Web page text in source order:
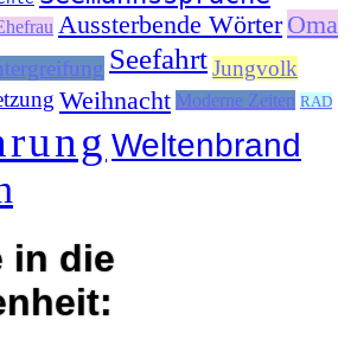
Aussterbende Wörter Oma
SeefahrtJungvolk
Weihnacht Moderne Zeiten RAD
Weltenbrand
in die